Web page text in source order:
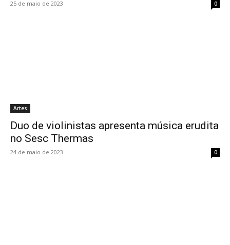
25 de maio de 2023 0
Artes
Duo de violinistas apresenta música erudita
no Sesc Thermas
24 de maio de 2023 0